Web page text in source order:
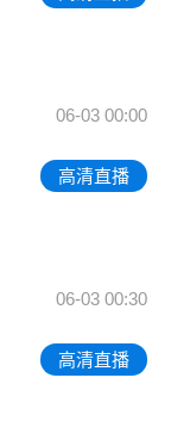
06-03 00:00
高清直播
06-03 00:30
高清直播